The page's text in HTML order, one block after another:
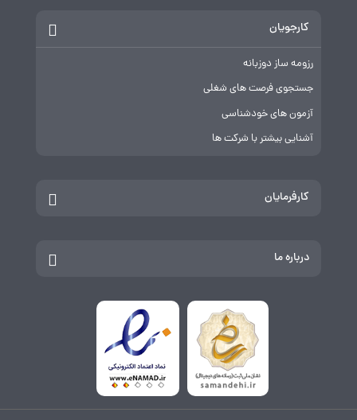
کارجویان
رزومه ساز دوزبانه
جستجوی فرصت های شغلی
آزمون های خودشناسی
آشنایی بیشتر با شرکت ها
کارفرمایان
درباره ما